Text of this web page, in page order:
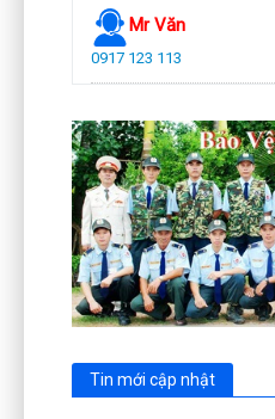
Mr Văn
0917 123 113
Tin mới cập nhật